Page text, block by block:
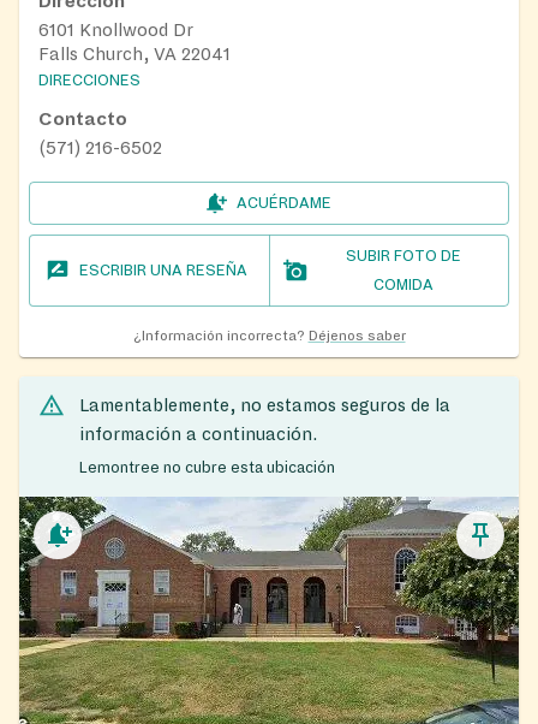
6101 Knollwood Dr
Falls Church, VA 22041
DIRECCIONES
Contacto
(571) 216-6502
ACUÉRDAME
ESCRIBIR UNA RESEÑA
SUBIR FOTO DE
COMIDA
¿Información incorrecta? Déjenos saber
Lamentablemente, no estamos seguros de la
información a continuación.
Lemontree no cubre esta ubicación